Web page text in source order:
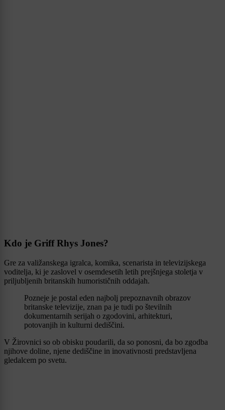
Kdo je Griff Rhys Jones?
Gre za valižanskega igralca, komika, scenarista in televizijskega
voditelja, ki je zaslovel v osemdesetih letih prejšnjega stoletja v
priljubljenih britanskih humorističnih oddajah.
Pozneje je postal eden najbolj prepoznavnih obrazov
britanske televizije, znan pa je tudi po številnih
dokumentarnih serijah o zgodovini, arhitekturi,
potovanjih in kulturni dediščini.
V Žirovnici so ob obisku poudarili, da so ponosni, da bo zgodba
njihove doline, njene dediščine in inovativnosti predstavljena
gledalcem po svetu.